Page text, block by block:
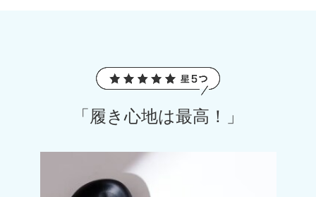
「履き心地は最高！」